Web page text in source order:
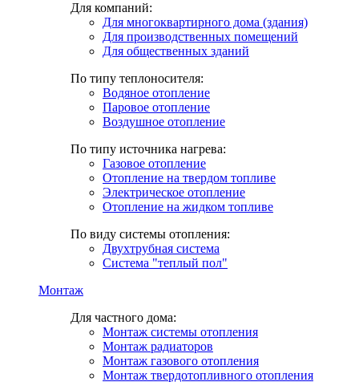
Для компаний:
Для многоквартирного дома (здания)
Для производственных помещений
Для общественных зданий
По типу теплоносителя:
Водяное отопление
Паровое отопление
Воздушное отопление
По типу источника нагрева:
Газовое отопление
Отопление на твердом топливе
Электрическое отопление
Отопление на жидком топливе
По виду системы отопления:
Двухтрубная система
Система "теплый пол"
Монтаж
Для частного дома:
Монтаж системы отопления
Монтаж радиаторов
Монтаж газового отопления
Монтаж твердотопливного отопления